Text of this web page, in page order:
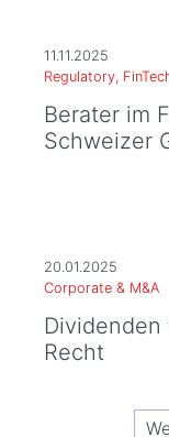
11.11.2025
Regulatory,
Berater im
Schweizer
20.01.2025
Corporate & M&A
Recht